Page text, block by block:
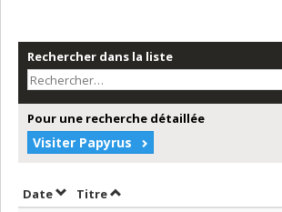
Rechercher dans la liste
Pour une recherche détaillée
Visiter Papyrus
DateTrier par date en ordre croissant
TitreTrier par titre en ordre